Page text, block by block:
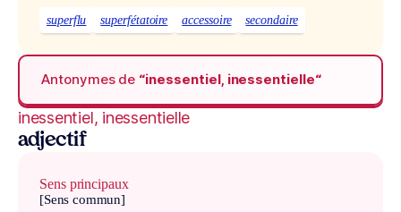
superflu superfétatoire accessoire secondaire
Antonymes de “inessentiel, inessentielle“
inessentiel, inessentielle
adjectif
Sens principaux
[Sens commun]